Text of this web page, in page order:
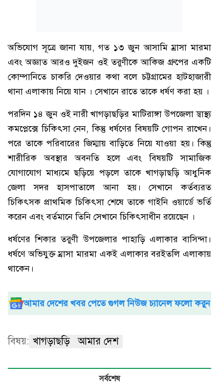
অভিযোগ সূত্রে জানা যায়, গত ১৩ জুন আসামি ম্রাসা মারমা
এবং অজ্ঞাত আরও দুইজন ওই তরুণীকে আকিজ গ্রুপের একটি
কোম্পানিতে চাকরি দেওয়ার কথা বলে চট্টগ্রামের হাটহাজারী
থানা এলাকায় নিয়ে যান । সেখানে রাতে তাকে ধর্ষণ করা হয় ।
পরদিন ১৪ জুন ওই নারী খাগড়াছড়ির মাটিরাঙ্গা উপজেলা স্বাস্থ্য
কমপ্লেক্সে চিকিৎসা নেন, কিন্তু ধর্ষণের বিষয়টি গোপন রাখেন।
পরে তাকে পরিবারের জিম্মায় বাড়িতে নিয়ে যাওয়া হয়। কিন্তু
শারীরিক অবস্থার অবনতি হলে এবং বিষয়টি সামাজিক
যোগাযোগ মাধ্যমে ছড়িয়ে পড়লে তাকে খাগড়াছড়ি আধুনিক
জেলা সদর হাসপাতালে আনা হয়। সেখানে কর্তব্যরত
চিকিৎসক প্রাথমিক চিকিৎসা শেষে তাকে গাইনি ওয়ার্ডে ভর্তি
করেন এবং বর্তমানে তিনি সেখানে চিকিৎসাধীন রয়েছেন ।
ধর্ষণের শিকার তরুণী উপজেলার পাহাড়ি এলাকার বাসিন্দা।
ধর্ষণে অভিযুক্ত ম্রাসা মারমা একই এলাকার বরইতলি এলাকায়
থাকেন।
আমার দেশের খবর পেতে গুগল নিউজ চ্যানেল ফলো করুন
বিষয়: খাগড়াছড়ি আমার দেশ
সর্বশেষ